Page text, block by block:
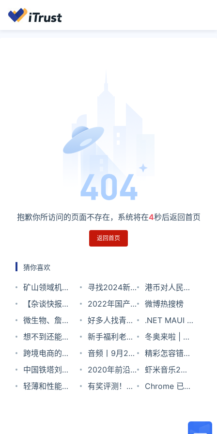
抱歉你所访问的页面不存在，系统将在4秒后返回首页
返回首页
猜你喜欢
矿山领域机器
人典型应用场
景名单公布！
确定推广31个
典型应用场
景、66个场景
实例！
寻找2024新
风向，WIM创
新者年会官
宣！
港币对人民币
汇率2023年9
月17日
【杂谈快报】
消息称大众集
团将在中国成
立软件合资公
司，耗资近
70 亿元
2022年国产
操作系统产业
的四大变化与
两大挑战
微博热搜榜
微生物、詹
燚、mathsay
这几位同学来
一下，你们要
的东西到了。
好多人找青小
蛙要的软件，
现在它来了。
.NET MAUI 6
正式 GA：一
个代码库，多
个平台
想不到还能这
样复制粘贴
新手福利老手
也有！！你确
定不领一波
冬奥来啦 | 数
字孪生场馆抢
先看
跨境电商的制
胜“秘籍”：登
录
音频丨9月22
日科技新闻晚
报
精彩怎容错
过，微软“混
合办公模式”
中国铁塔刘国
锋：5G商用
2020年前沿
科技发展态势
虾米音乐2月5
日关停，3月5
录；首个自动
轻薄和性能不
有奖评测！统
Chrome 已原